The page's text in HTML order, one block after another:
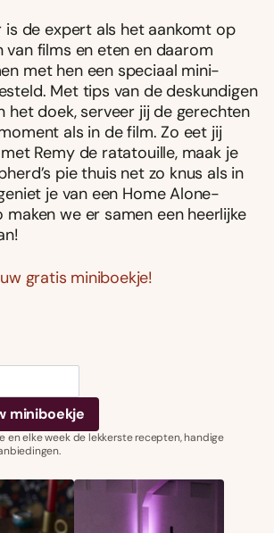
is de expert als het aankomt op
van films en eten en daarom
met hen een speciaal mini-
Met tips van de deskundigen
het doek, serveer jij de gerechten
als in de film. Zo eet jij
Remy de ratatouille, maak je
pie thuis net zo knus als in
je van een Home Alone-
maken we er samen een heerlijke
gratis miniboekje!
en elke week de lekkerste recepten, handige